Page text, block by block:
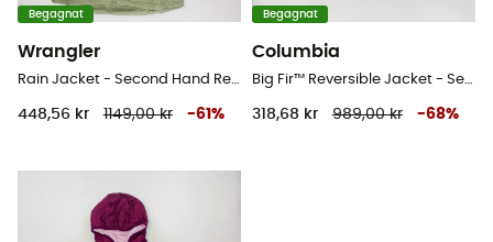
Begagnat
Wrangler
Rain Jacket - Second Hand Regnjacka - Herr - Kaki - S
448,56 kr 1149,00 kr -61 %
Begagnat
Columbia
Big Fir™ Reversible Jacket - Second Hand Regnjacka - Børn - Blå - S
318,68 kr 989,00 kr -68%